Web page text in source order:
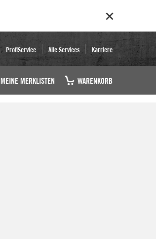
ProfiService Alle Services Karriere
MEINE MERKLISTEN WARENKORB